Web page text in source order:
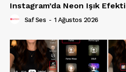
Instagram’da Neon Işık Efekti
Saf Ses - 1 Ağustos 2026